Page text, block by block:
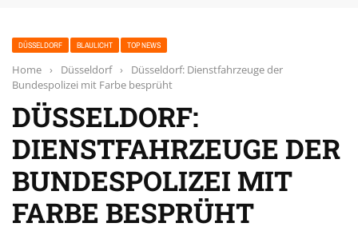
DÜSSELDORF BLAULICHT TOP NEWS
Home › Düsseldorf ›
Düsseldorf: Dienstfahrzeuge der
Bundespolizei mit Farbe besprüht
DÜSSELDORF:
DIENSTFAHRZEUGE DER
BUNDESPOLIZEI MIT
FARBE BESPRÜHT